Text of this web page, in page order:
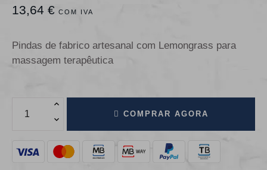
13,64 € COM IVA
Pindas de fabrico artesanal com Lemongrass para
massagem terapêutica
COMPRAR AGORA